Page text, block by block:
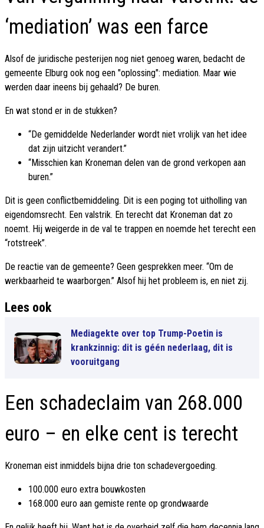
‘mediation’ was een farce
Alsof de juridische pesterijen nog niet genoeg waren, bedacht de
gemeente Elburg ook nog een "oplossing": mediation. Maar wie
werden daar ineens bij gehaald? De buren.
En wat stond er in de stukken?
“De gemiddelde Nederlander wordt niet vrolijk van het idee
dat zijn uitzicht verandert.”
“Misschien kan Kroneman delen van de grond verkopen aan
buren.”
Dit is geen conflictbemiddeling. Dit is een poging tot uitholling van
eigendomsrecht. Een valstrik. En terecht dat Kroneman dat zo
noemt. Hij weigerde in de val te trappen en noemde het terecht een
“rotstreek”.
De reactie van de gemeente? Geen gesprekken meer. “Om de
werkbaarheid te waarborgen.” Alsof hij het probleem is, en niet zij.
Lees ook
Mediagekte over top Trump-Poetin is
krankzinnig: dit is géén nederlaag, dit is
vooruitgang
Een schadeclaim van 268.000
euro – en elke cent is terecht
Kroneman eist inmiddels bijna drie ton schadevergoeding.
100.000 euro extra bouwkosten
168.000 euro aan gemiste rente op grondwaarde